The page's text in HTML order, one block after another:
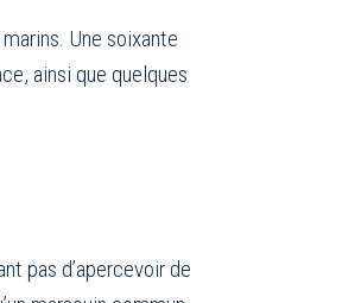
Une soixante
ainsi que quelques
pas d’apercevoir de